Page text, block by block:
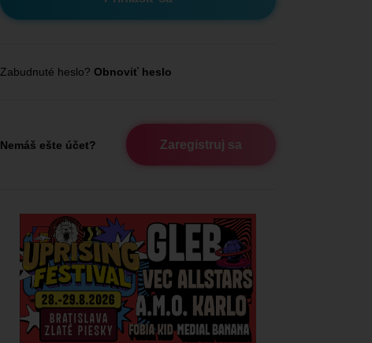
Zabudnuté heslo? Obnoviť heslo
Nemáš ešte účet? Zaregistruj sa